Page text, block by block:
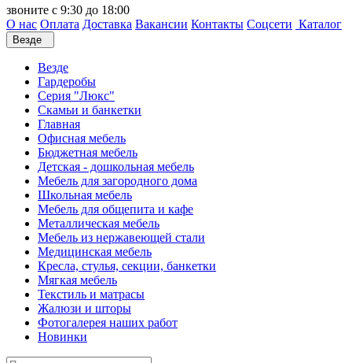
звоните с 9:30 до 18:00
О нас Оплата Доставка Вакансии Контакты Соцсети Каталог
Везде
Везде
Гардеробы
Серия "Люкс"
Скамьи и банкетки
Главная
Офисная мебель
Бюджетная мебель
Детская - дошкольная мебель
Мебель для загородного дома
Школьная мебель
Мебель для общепита и кафе
Металлическая мебель
Мебель из нержавеющей стали
Медицинская мебель
Кресла, стулья, секции, банкетки
Мягкая мебель
Текстиль и матрасы
Жалюзи и шторы
Фотогалерея наших работ
Новинки